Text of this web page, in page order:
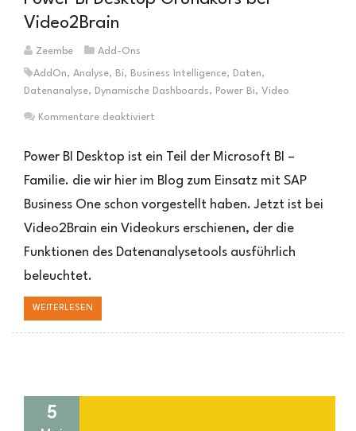
Video2Brain
Zeembe Add-Ons
AddOn, Analyse, Bi, Business Intelligence, Daten,
Datenanalyse, Dynamische Dashboards, Power Bi, Video
Kommentare deaktiviert
BI
Grundkurs
bei
Video2Brain
Power BI Desktop ist ein Teil der Microsoft BI –
Familie. die wir hier im Blog zum Einsatz mit SAP
Business One schon vorgestellt haben. Jetzt ist bei
Video2Brain ein Videokurs erschienen, der die
Funktionen des Datenanalysetools ausführlich
beleuchtet.
WEITERLESEN
5